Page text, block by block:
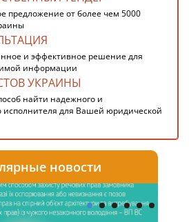
предложение от более чем 5000
и эффективное решение для
информации
УКРАИНЫ
найти надежного и
исполнителя для Вашей юридической
новости